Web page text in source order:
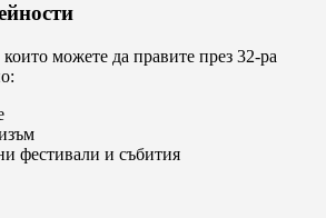
можете да правите през 32-ра
фестивали и събития